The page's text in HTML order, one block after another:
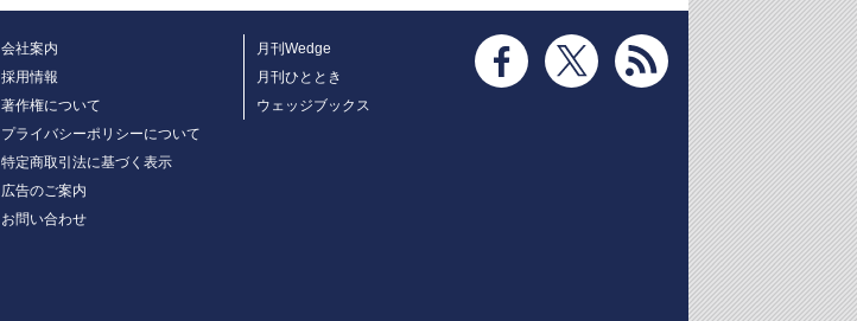
会社案内
採用情報
著作権について
プライバシーポリシーについて
特定商取引法に基づく表示
広告のご案内
お問い合わせ
月刊Wedge
月刊ひととき
ウェッジブックス